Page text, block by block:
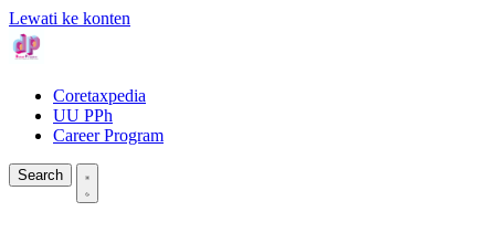
Lewati ke konten
Coretaxpedia
UU PPh
Career Program
Search